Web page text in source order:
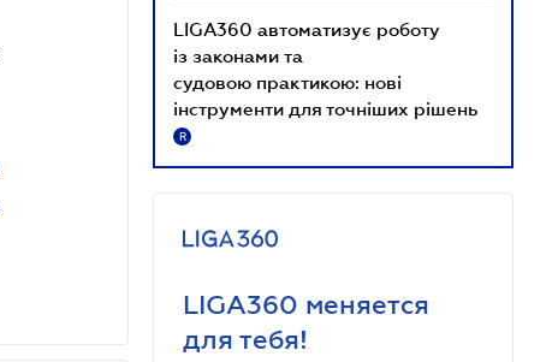
LIGA360 автоматизує роботу
із законами та
судовою практикою: нові
інструменти для точніших рішень
R
LIGA360 меняется
для тебя!